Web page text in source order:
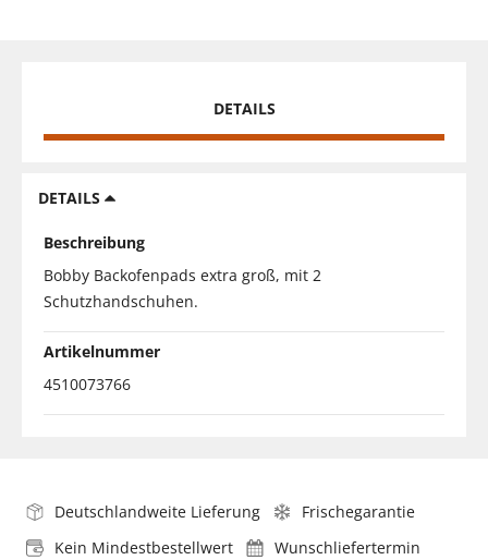
DETAILS
DETAILS
Beschreibung
Bobby Backofenpads extra groß, mit 2
Schutzhandschuhen.
Artikelnummer
4510073766
Deutschlandweite Lieferung
Frischegarantie
Kein Mindestbestellwert
Wunschliefertermin